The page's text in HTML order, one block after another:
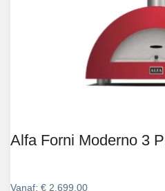
Alfa Forni Moderno 3
Vanaf: € 2.699,00